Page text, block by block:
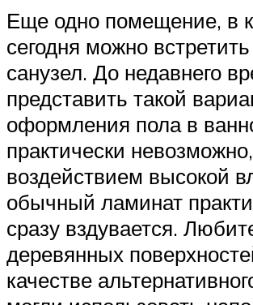
Еще одно помещение, в
сегодня можно
санузел. До недавнего
представить такой
оформления пола в
практически
воздействием высокой
обычный ламинат
сразу вздувается.
деревянных
качестве